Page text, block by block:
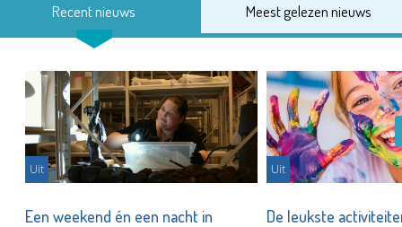
Recent nieuws Meest gelezen nieuws
Uit
Een weekend én een nacht in
Uit
De leukste